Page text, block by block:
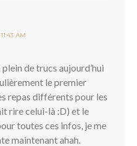
AM
de trucs aujourd’hui
le premier
repas différents pour les
rire celui-là :D) et le
toutes ces infos, je me
maintenant ahah.